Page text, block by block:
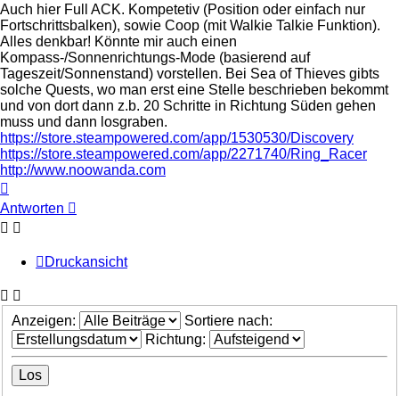
Auch hier Full ACK. Kompetetiv (Position oder einfach nur
Fortschrittsbalken), sowie Coop (mit Walkie Talkie Funktion).
Alles denkbar! Könnte mir auch einen
Kompass-/Sonnenrichtungs-Mode (basierend auf
Tageszeit/Sonnenstand) vorstellen. Bei Sea of Thieves gibts
solche Quests, wo man erst eine Stelle beschrieben bekommt
und von dort dann z.b. 20 Schritte in Richtung Süden gehen
muss und dann losgraben.
https://store.steampowered.com/app/1530530/Discovery
https://store.steampowered.com/app/2271740/Ring_Racer
http://www.noowanda.com
oben
Antworten
Druckansicht
Anzeigen:
Sortiere nach:
Richtung: